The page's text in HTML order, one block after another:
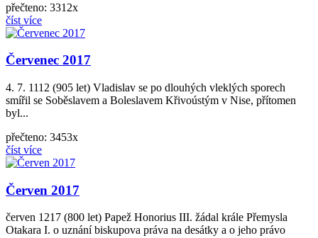
přečteno: 3312x
číst více
Červenec 2017
4. 7. 1112 (905 let) Vladislav se po dlouhých vleklých sporech
smířil se Soběslavem a Boleslavem Křivoústým v Nise, přítomen
byl...
přečteno: 3453x
číst více
Červen 2017
červen 1217 (800 let) Papež Honorius III. žádal krále Přemysla
Otakara I. o uznání biskupova práva na desátky a o jeho právo